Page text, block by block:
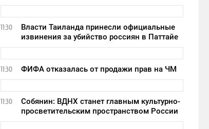
11:30
Власти Таиланда принесли официальные
извинения за убийство россиян в Паттайе
11:30 ФИФА отказалась от продажи прав на ЧМ
11:30
Собянин: ВДНХ станет главным культурно-
просветительским пространством России